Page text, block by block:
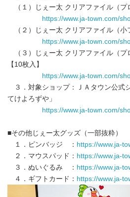
（１）じぇー太 クリアファイル（プ
https://www.ja-town.com/
（２）じぇー太 クリアファイル（小
https://www.ja-town.com/
（３）じぇー太 クリアファイル（プ
【10枚入】
https://www.ja-town.com/
３．対象ショップ：ＪＡタウン公式
てけよろずや」
https://www.ja-town.com/
■その他じぇー太グッズ（一部抜粋）
１．ピンバッジ ： https://www.ja-
２．マウスパッド： https://www.ja-
３．ぬいぐるみ ： https://www.ja-
４．ギフトカード： https://www.ja-